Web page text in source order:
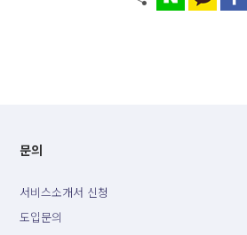
문의
서비스소개서 신청
도입문의